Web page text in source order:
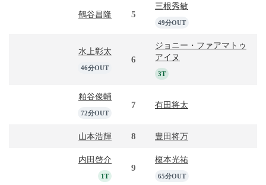
鶴谷昌隆 5
三根秀敏
49分OUT
水上彰太
46分OUT
6
ジョニー・ファアマトゥ
アイヌ
3T
粕谷俊輔
72分OUT
7 有田将太
山本浩輝 8 豊田将万
内田啓介
1T
9
榎本光祐
65分OUT